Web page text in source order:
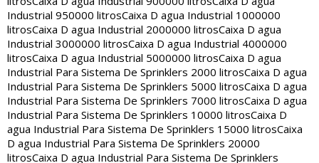
Industrial 950000 litrosCaixa D agua Industrial 1000000
litrosCaixa D agua Industrial 2000000 litrosCaixa D agua
Industrial 3000000 litrosCaixa D agua Industrial 4000000
litrosCaixa D agua Industrial 5000000 litrosCaixa D agua
Industrial Para Sistema De Sprinklers 2000 litrosCaixa D agua
Industrial Para Sistema De Sprinklers 5000 litrosCaixa D agua
Industrial Para Sistema De Sprinklers 7000 litrosCaixa D agua
Industrial Para Sistema De Sprinklers 10000 litrosCaixa D
agua Industrial Para Sistema De Sprinklers 15000 litrosCaixa
D agua Industrial Para Sistema De Sprinklers 20000
litrosCaixa D agua Industrial Para Sistema De Sprinklers